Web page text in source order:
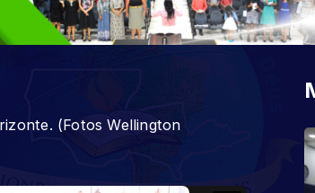
(Fotos Wellington